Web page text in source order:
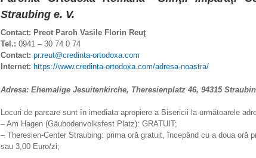
Straubing e. V.
Contact: Preot Paroh Vasile Florin Reuţ
Tel.: 0941 – 30 74 0 74
Contact: pr.reut@credinta-ortodoxa.com
Internet: https://www.credinta-ortodoxa.com/adresa-noastra/
Adresa: Ehemalige Jesuitenkirche, Theresienplatz 46, 94315
Locuri de parcare sunt în imediata apropiere a Bisericii la următoarele
– Am Hagen (Gäubodenvolksfest Platz): GRATUIT;
– Theresien-Center Straubing: prima oră gratuit, începând cu a doua oră
sau 3,00 Euro/zi;